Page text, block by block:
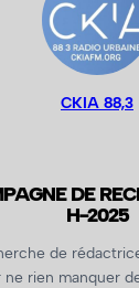
CKIA 88,3
DE
H-2025
de
rien manquer